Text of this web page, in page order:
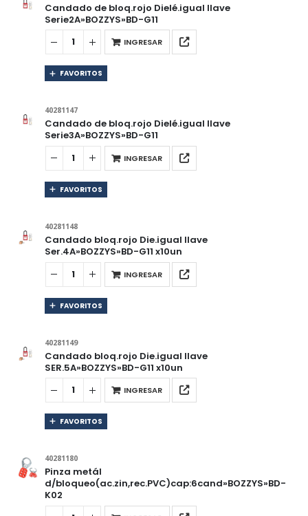
Candado de bloq.rojo Dielé.igual llave
Serie2A»BOZZYS»BD-G11
INGRESAR
FAVORITOS
40281147
Candado de bloq.rojo Dielé.igual llave
Serie3A»BOZZYS»BD-G11
INGRESAR
FAVORITOS
40281148
Candado bloq.rojo Die.igual llave
Ser.4A»BOZZYS»BD-G11 x10un
INGRESAR
FAVORITOS
40281149
Candado bloq.rojo Die.igual llave
SER.5A»BOZZYS»BD-G11 x10un
INGRESAR
FAVORITOS
40281180
Pinza metál
d/bloqueo(ac.zin,rec.PVC)cap:6cand»BOZZYS»BD-
K02